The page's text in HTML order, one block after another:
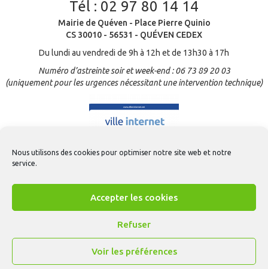
Nous utilisons des cookies pour optimiser notre site web et notre
service.
Accepter les cookies
Refuser
Voir les préférences
Tél : 02 97 80 14 14
Mairie de Quéven - Place Pierre Quinio
CS 30010 - 56531 - QUÉVEN CEDEX
Du lundi au vendredi de 9h à 12h et de 13h30 à 17h
Numéro d’astreinte soir et week-end : 06 73 89 20 03
(uniquement pour les urgences nécessitant une intervention technique)
Contact-Mentions légales-Gestion des cookies-CGU Appli Quéven-